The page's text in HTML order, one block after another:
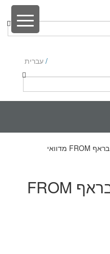
/ עברית
30/100/24 | שי בראף FROM